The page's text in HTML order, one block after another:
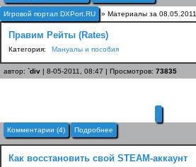
Игровой портал DXPort.RU » Материалы за 08.05.2011
Правим Рейты (Rates)
Категория: Мануалы и пособия
автор: `div | 8-05-2011, 08:47 | Просмотров: 73835
Комментарии (4) Подробнее
Как восстановить свой STEAM-аккаунт